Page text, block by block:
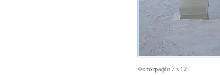
Фотографія 7 з 12: